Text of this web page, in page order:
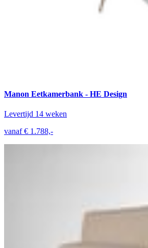
Manon Eetkamerbank - HE Design
Levertijd 14 weken
vanaf € 1.788,-